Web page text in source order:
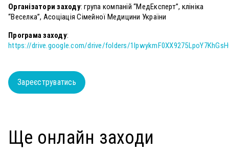
Організатори заходу: група компаній “МедЕксперт”, клініка
“Веселка”, Асоціація Сімейної Медицини України
Програма заходу:
https://drive.google.com/drive/folders/
Зареєструватись
Ще онлайн заходи